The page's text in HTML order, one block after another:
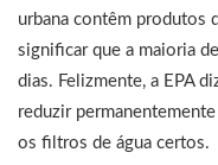
urbana contêm produtos
significar que a maioria
dias. Felizmente, a EPA
reduzir
os filtros de água certos.